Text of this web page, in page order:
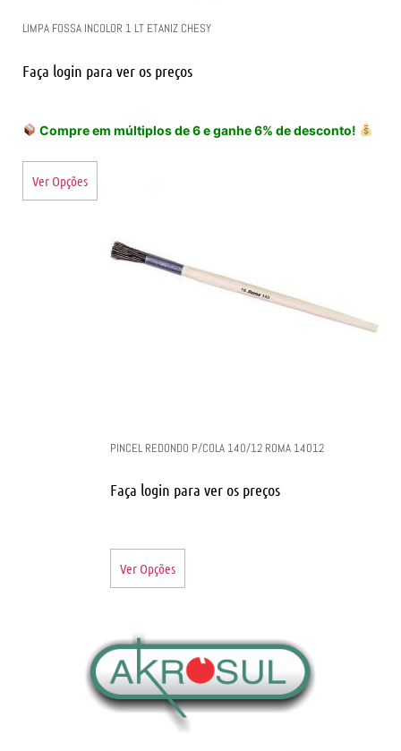
LIMPA FOSSA INCOLOR 1 LT ETANIZ CHESY
Faça login para ver os preços
Compre em múltiplos de 6 e ganhe 6% de desconto!
Ver Opções
PINCEL REDONDO P/COLA 140/12 ROMA 14012
Faça login para ver os preços
Ver Opções